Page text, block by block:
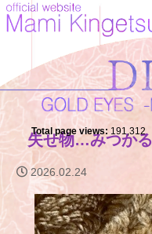
Total page views: 191,312
失せ物…みつかる
2026.02.24